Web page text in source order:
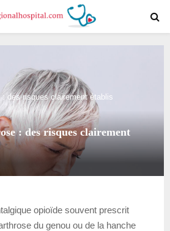
des risques clairement établis
: des risques clairement
opioïde souvent prescrit
du genou ou de la hanche